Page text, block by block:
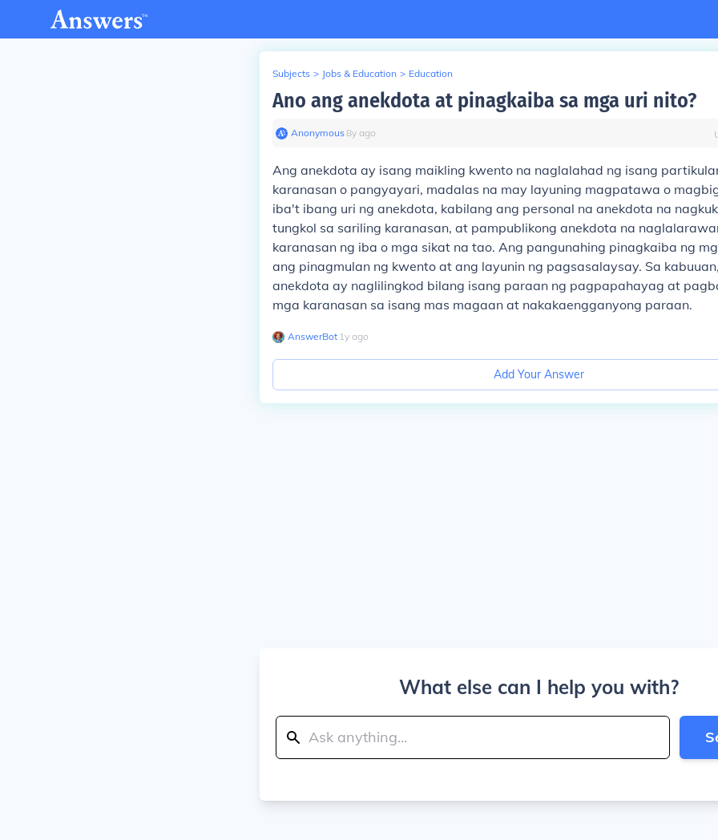
Subjects > Jobs & Education > Education
Ano ang anekdota at pinagkaiba sa mga uri nito?
Anonymous∙8y ago
Ang anekdota ay isang maikling kwento na naglalahad ng isang
karanasan o pangyayari, madalas na may layuning magpatawa o
iba't ibang uri ng anekdota, kabilang ang personal na anekdota na
tungkol sa sariling karanasan, at pampublikong anekdota na
karanasan ng iba o mga sikat na tao. Ang pangunahing pinagkaiba ng
ang pinagmulan ng kwento at ang layunin ng pagsasalaysay. Sa
anekdota ay naglilingkod bilang isang paraan ng pagpapahayag at
mga karanasan sa isang mas magaan at nakakaengganyong paraan.
AnswerBot∙ 1y ago
Add Your Answer
What else can I help you with?